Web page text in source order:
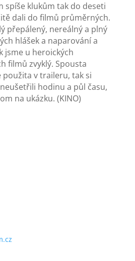
spíše klukům tak do deseti
dali do filmů průměrných.
přepálený, nereálný a plný
hlášek a naparování a
jsme u heroických
filmů zvyklý. Spousta
v traileru, tak si
hodinu a půl času,
na ukázku. (KINO)